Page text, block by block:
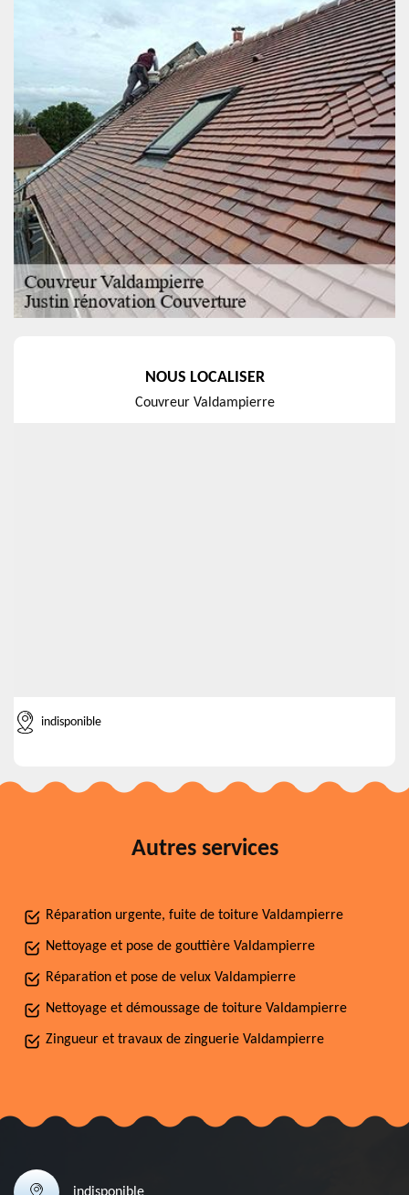
NOUS LOCALISER
Couvreur Valdampierre
indisponible
Autres services
Réparation urgente, fuite de toiture Valdampierre
Nettoyage et pose de gouttière Valdampierre
Réparation et pose de velux Valdampierre
Nettoyage et démoussage de toiture Valdampierre
Zingueur et travaux de zinguerie Valdampierre